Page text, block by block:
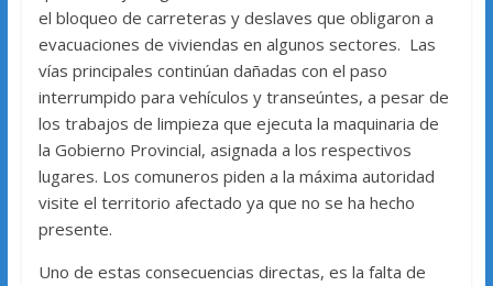
el bloqueo de carreteras y deslaves que obligaron a
evacuaciones de viviendas en algunos sectores. Las
vías principales continúan dañadas con el paso
interrumpido para vehículos y transeúntes, a pesar de
los trabajos de limpieza que ejecuta la maquinaria de
la Gobierno Provincial, asignada a los respectivos
lugares. Los comuneros piden a la máxima autoridad
visite el territorio afectado ya que no se ha hecho
presente.
Uno de estas consecuencias directas, es la falta de